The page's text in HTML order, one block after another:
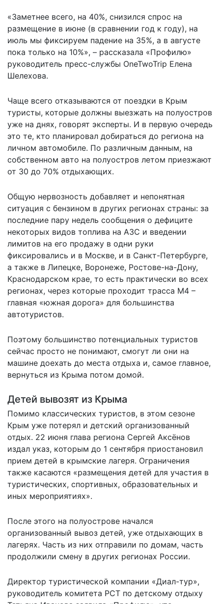
«Заметнее всего, на 40%, снизился спрос на
размещение в июне (в сравнении год к году), на
июль мы фиксируем падение на 35%, а в августе
пока только на 10%», – рассказала «Профилю»
руководитель пресс-службы OneTwoTrip Елена
Шелехова.
Чаще всего отказываются от поездки в Крым
туристы, которые должны выезжать на полуостров
уже на днях, говорят эксперты. И в первую очередь
это те, кто планировал добираться до региона на
личном автомобиле. По различным данным, на
собственном авто на полуостров летом приезжают
от 30 до 70% отдыхающих.
Общую нервозность добавляет и непонятная
ситуация с бензином в других регионах страны: за
последние пару недель сообщения о дефиците
некоторых видов топлива на АЗС и введении
лимитов на его продажу в одни руки
фиксировались и в Москве, и в Санкт-Петербурге,
а также в Липецке, Воронеже, Ростове-на-Дону,
Краснодарском крае, то есть практически во всех
регионах, через которые проходит трасса М4 –
главная «южная дорога» для большинства
автотуристов.
Поэтому большинство потенциальных туристов
сейчас просто не понимают, смогут ли они на
машине доехать до места отдыха и, самое главное,
вернуться из Крыма потом домой.
Детей вывозят из Крыма
Помимо классических туристов, в этом сезоне
Крым уже потерял и детский организованный
отдых. 22 июня глава региона Сергей Аксёнов
издал указ, которым до 1 сентября приостановил
прием детей в крымские лагеря. Ограничения
также касаются «размещения детей для участия в
туристических, спортивных, образовательных и
иных мероприятиях».
После этого на полуострове начался
организованный вывоз детей, уже отдыхающих в
лагерях. Часть из них отправили по домам, часть
продолжили смену в других регионах России.
Директор туристической компании «Диал-тур»,
руководитель комитета РСТ по детскому отдыху